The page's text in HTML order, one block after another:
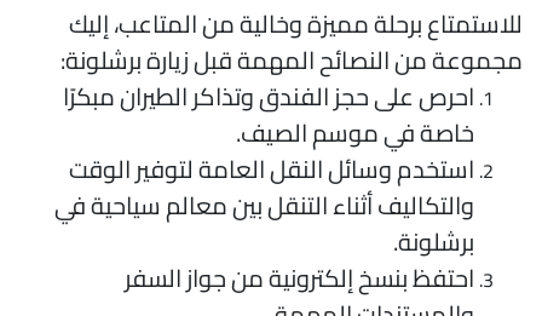
برحلة مميزة وخالية من المتاعب، إليك
من النصائح المهمة قبل زيارة برشلونة:
احرص على حجز الفندق وتذاكر الطيران مبكرًا
خاصة في موسم الصيف.
استخدم وسائل النقل العامة لتوفير الوقت
والتكاليف أثناء التنقل بين معالم سياحية في
برشلونة.
احتفظ بنسخ إلكترونية من جواز السفر